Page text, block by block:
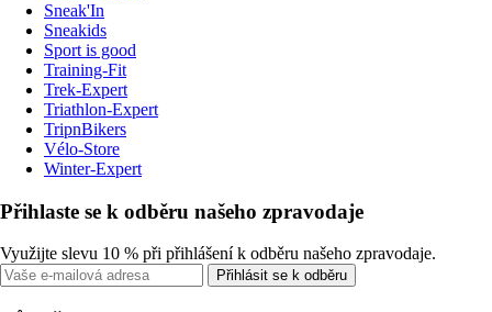
Sneak'In
Sneakids
Sport is good
Training-Fit
Trek-Expert
Triathlon-Expert
TripnBikers
Vélo-Store
Winter-Expert
Přihlaste se k odběru našeho zpravodaje
Využijte slevu 10 % při přihlášení k odběru našeho zpravodaje.
Přihlásit se k odběru